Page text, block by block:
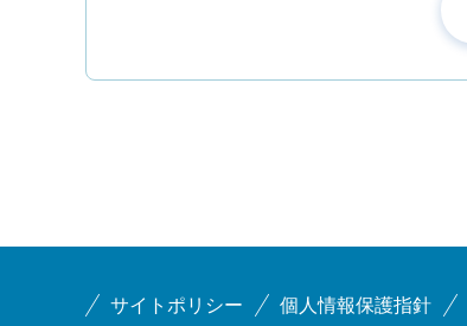
サイトポリシー 個人情報保護指針